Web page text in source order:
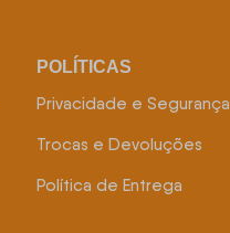
POLÍTICAS
Privacidade e Segurança
Trocas e Devoluções
Política de Entrega